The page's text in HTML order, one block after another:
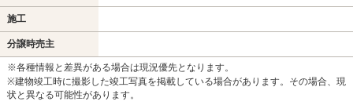
施工
分譲時売主
※各種情報と差異がある場合は現況優先となります。
※建物竣工時に撮影した竣工写真を掲載している場合があります。その場合、現
状と異なる可能性があります。